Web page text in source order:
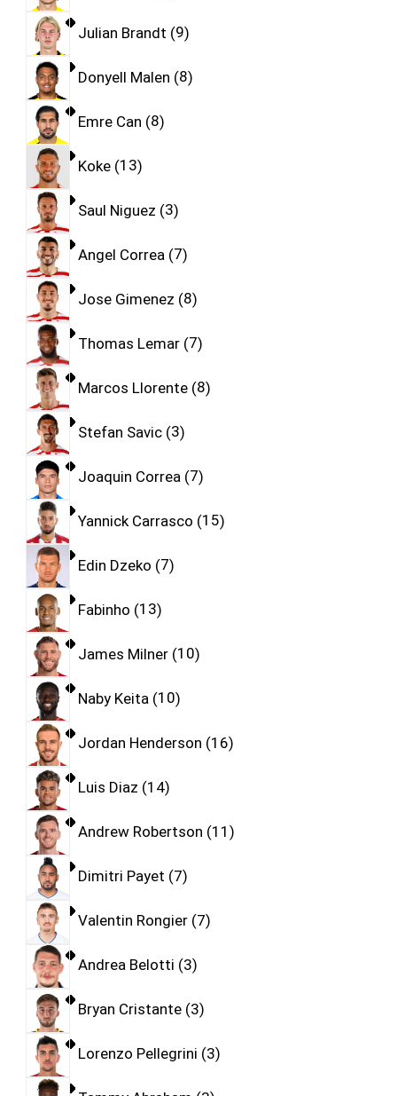
Julian Brandt 9
Donyell Malen 8
Emre Can 8
Koke 13
Saul Niguez 3
Angel Correa 7
Jose Gimenez 8
Thomas Lemar 7
Marcos Llorente 8
Stefan Savic 3
Joaquin Correa 7
Yannick Carrasco 15
Edin Dzeko 7
Fabinho 13
James Milner 10
Naby Keita 10
Jordan Henderson 16
Luis Diaz 14
Andrew Robertson 11
Dimitri Payet 7
Valentin Rongier 7
Andrea Belotti 3
Bryan Cristante 3
Lorenzo Pellegrini 3